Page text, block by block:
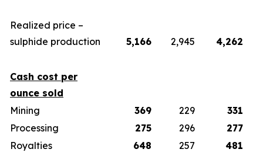
Realized price –
sulphide production
5,166 2,945 4,262
Cash cost per
ounce sold
Mining
369 229
331
Processing
275 296
277
Royalties
648 257
481